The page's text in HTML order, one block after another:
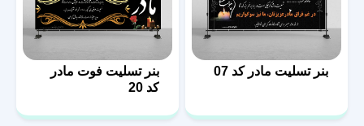
بنر تسلیت مادر کد 07
بنر تسلیت فوت مادر
کد 20